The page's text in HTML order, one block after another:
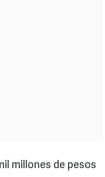
millones de pesos